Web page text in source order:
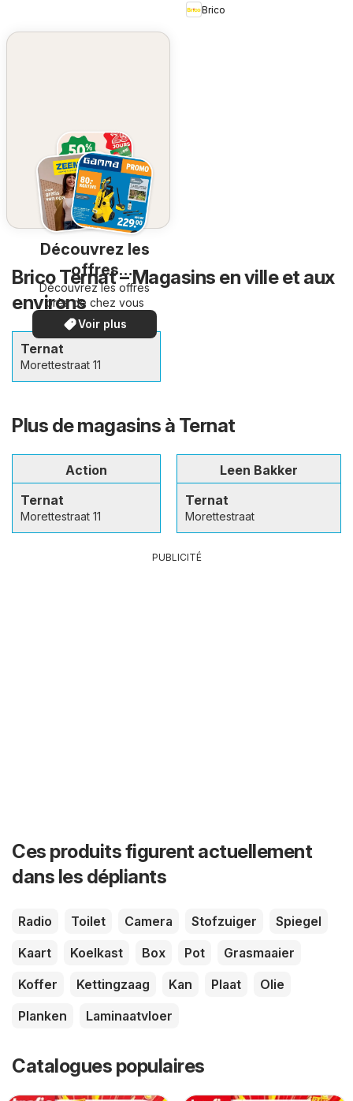
Brico
Découvrez les
offres
spéciales
Découvrez les offres
près de chez vous
Voir plus
Brico Ternat – Magasins en ville et aux
environs
Ternat
Morettestraat 11
Plus de magasins à Ternat
Action
Ternat
Morettestraat 11
Leen Bakker
Ternat
Morettestraat
PUBLICITÉ
Ces produits figurent actuellement
dans les dépliants
Radio Toilet Camera Stofzuiger
Spiegel
Kaart
Koelkast Box Pot
Grasmaaier
Koffer
Kettingzaag Kan Plaat
Olie
Planken
Laminaatvloer
Catalogues populaires